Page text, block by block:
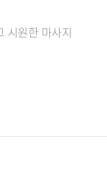
시원한 마사지